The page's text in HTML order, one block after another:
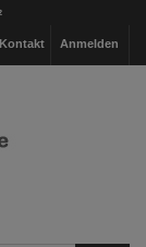
Anmelden
Kontakt